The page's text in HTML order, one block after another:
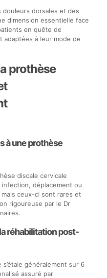
douleurs dorsales et des
dimension essentielle face
en quête de
adaptées à leur mode de
prothèse
à une prothèse
discale cervicale
déplacement ou
ceux-ci sont rares et
rigoureuse par le Dr
réhabilitation post-
généralement sur 6
assuré par